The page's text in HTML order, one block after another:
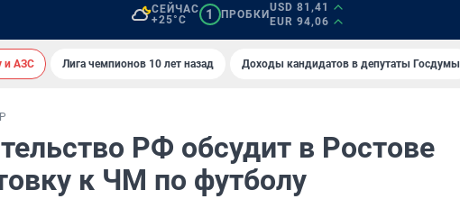
СЕЙЧАС
+25°C
1 ПРОБКИ
USD 81,41
EUR 94,06
и АЗС Лига чемпионов 10 лет назад Доходы кандидатов в депутаты Госдумы
РФ обсудит в Ростове
к ЧМ по футболу